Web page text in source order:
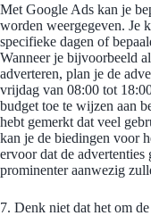
Met Google Ads kan je
worden weergegeven. Je
specifieke dagen of
Wanneer je bijvoorbeeld
adverteren, plan je de
vrijdag van 08:00 tot
budget toe te wijzen aan
hebt gemerkt dat veel
kan je de biedingen voor
ervoor dat de advertenties
prominenter aanwezig
7. Denk niet dat het om